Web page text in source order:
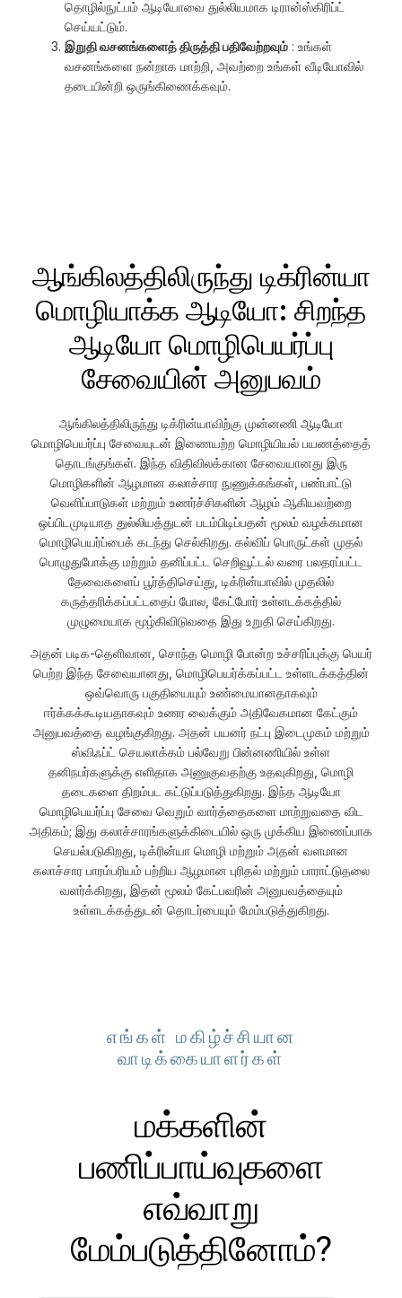
தொழில்நுட்பம் ஆடியோவை துல்லியமாக டிரான்ஸ்கிரிப்ட்
செய்யட்டும்.
இறுதி வசனங்களைத் திருத்தி பதிவேற்றவும் : உங்கள்
வசனங்களை நன்றாக மாற்றி, அவற்றை உங்கள் வீடியோவில்
தடையின்றி ஒருங்கிணைக்கவும்.
ஆங்கிலத்திலிருந்து டிக்ரின்யா
மொழியாக்க ஆடியோ: சிறந்த
ஆடியோ மொழிபெயர்ப்பு
சேவையின் அனுபவம்
ஆங்கிலத்திலிருந்து டிக்ரின்யாவிற்கு முன்னணி ஆடியோ
மொழிபெயர்ப்பு சேவையுடன் இணையற்ற மொழியியல் பயணத்தைத்
தொடங்குங்கள். இந்த விதிவிலக்கான சேவையானது இரு
மொழிகளின் ஆழமான கலாச்சார நுணுக்கங்கள், பண்பாட்டு
வெளிப்பாடுகள் மற்றும் உணர்ச்சிகளின் ஆழம் ஆகியவற்றை
ஒப்பிடமுடியாத துல்லியத்துடன் படம்பிடிப்பதன் மூலம் வழக்கமான
மொழிபெயர்ப்பைக் கடந்து செல்கிறது. கல்விப் பொருட்கள் முதல்
பொழுதுபோக்கு மற்றும் தனிப்பட்ட செறிவூட்டல் வரை பலதரப்பட்ட
தேவைகளைப் பூர்த்திசெய்து, டிக்ரின்யாவில் முதலில்
கருத்தரிக்கப்பட்டதைப் போல, கேட்போர் உள்ளடக்கத்தில்
முழுமையாக மூழ்கிவிடுவதை இது உறுதி செய்கிறது.
அதன் படிக-தெளிவான, சொந்த மொழி போன்ற உச்சரிப்புக்கு பெயர்
பெற்ற இந்த சேவையானது, மொழிபெயர்க்கப்பட்ட உள்ளடக்கத்தின்
ஒவ்வொரு பகுதியையும் உண்மையானதாகவும்
ஈர்க்கக்கூடியதாகவும் உணர வைக்கும் அதிவேகமான கேட்கும்
அனுபவத்தை வழங்குகிறது. அதன் பயனர் நட்பு இடைமுகம் மற்றும்
ஸ்விஃப்ட் செயலாக்கம் பல்வேறு பின்னணியில் உள்ள
தனிநபர்களுக்கு எளிதாக அணுகுவதற்கு உதவுகிறது, மொழி
தடைகளை திறம்பட கட்டுப்படுத்துகிறது. இந்த ஆடியோ
மொழிபெயர்ப்பு சேவை வெறும் வார்த்தைகளை மாற்றுவதை விட
அதிகம்; இது கலாச்சாரங்களுக்கிடையில் ஒரு முக்கிய இணைப்பாக
செயல்படுகிறது, டிக்ரின்யா மொழி மற்றும் அதன் வளமான
கலாச்சார பாரம்பரியம் பற்றிய ஆழமான புரிதல் மற்றும் பாராட்டுதலை
வளர்க்கிறது, இதன் மூலம் கேட்பவரின் அனுபவத்தையும்
உள்ளடக்கத்துடன் தொடர்பையும் மேம்படுத்துகிறது.
எங்கள் மகிழ்ச்சியான
வாடிக்கையாளர்கள்
மக்களின்
பணிப்பாய்வுகளை
எவ்வாறு
மேம்படுத்தினோம்?